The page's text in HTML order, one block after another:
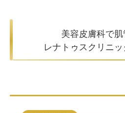
美容皮膚科で
レナトゥスクリニ